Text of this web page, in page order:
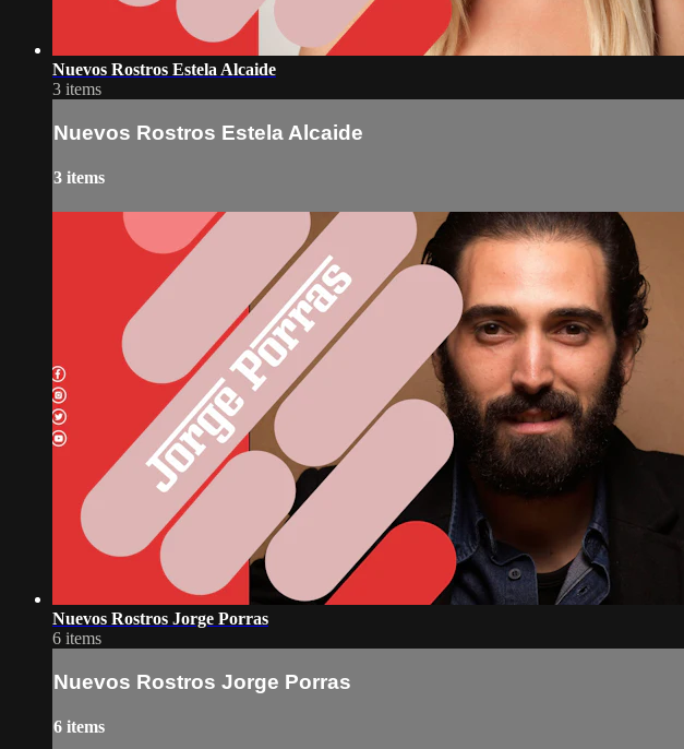
Nuevos Rostros Estela Alcaide
3 items
Nuevos Rostros Estela Alcaide
3 items
Nuevos Rostros Jorge Porras
6 items
Nuevos Rostros Jorge Porras
6 items